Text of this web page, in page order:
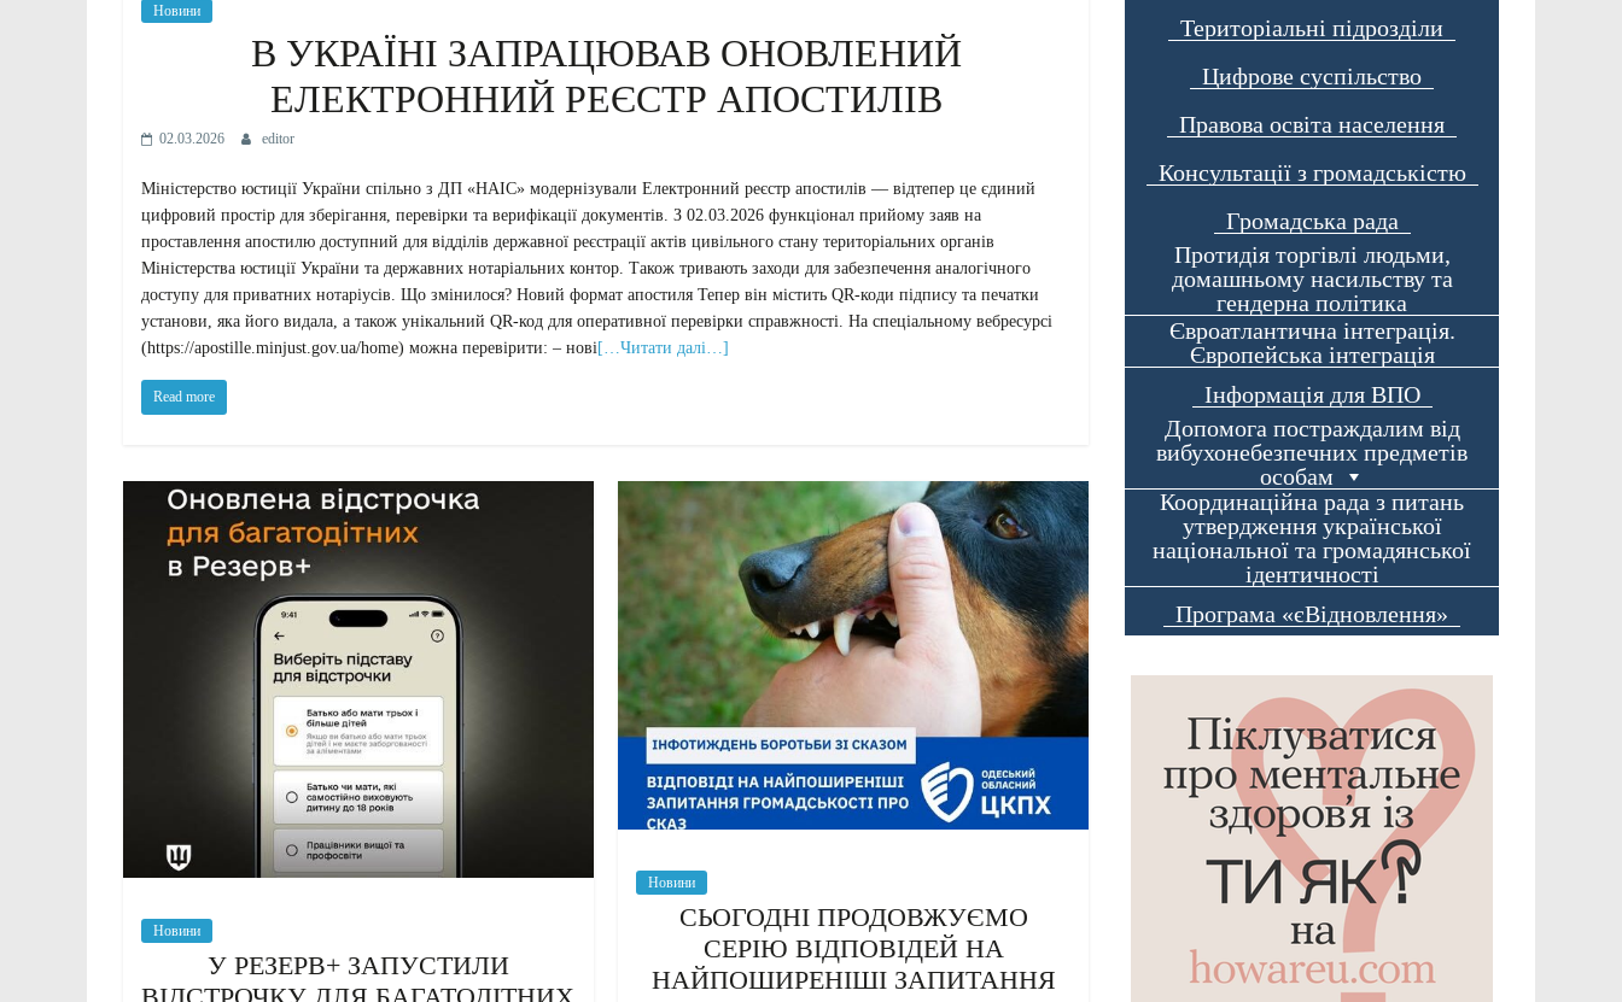
Новини
В УКРАЇНІ ЗАПРАЦЮВАВ ОНОВЛЕНИЙ
ЕЛЕКТРОННИЙ РЕЄСТР АПОСТИЛІВ
02.03.2026 editor
Міністерство юстиції України спільно з ДП «НАІС» модернізували Електронний реєстр апостилів — відтепер це єдиний
цифровий простір для зберігання, перевірки та верифікації документів. З 02.03.2026 функціонал прийому заяв на
проставлення апостилю доступний для відділів державної реєстрації актів цивільного стану територіальних органів
Міністерства юстиції України та державних нотаріальних контор. Також тривають заходи для забезпечення аналогічного
доступу для приватних нотаріусів. Що змінилося? Новий формат апостиля Тепер він містить QR-коди підпису та печатки
установи, яка його видала, а також унікальний QR-код для оперативної перевірки справжності. На спеціальному вебресурсі
(https://apostille.minjust.gov.ua/home) можна перевірити: – нові […Читати далі…]
Read more
Новини
У РЕЗЕРВ+ ЗАПУСТИЛИ
Новини
СЬОГОДНІ ПРОДОВЖУЄМО
СЕРІЮ ВІДПОВІДЕЙ НА
НАЙПОШИРЕНІШІ ЗАПИТАННЯ
Територіальні підрозділи
Цифрове суспільство
Правова освіта населення
Консультації з громадськістю
Громадська рада
Протидія торгівлі людьми,
домашньому насильству та
гендерна політика
Євроатлантична інтеграція.
Європейська інтеграція
Інформація для ВПО
Допомога постраждалим від
вибухонебезпечних предметів
особам
Координаційна рада з питань
утвердження української
національної та громадянської
ідентичності
Програма «єВідновлення»